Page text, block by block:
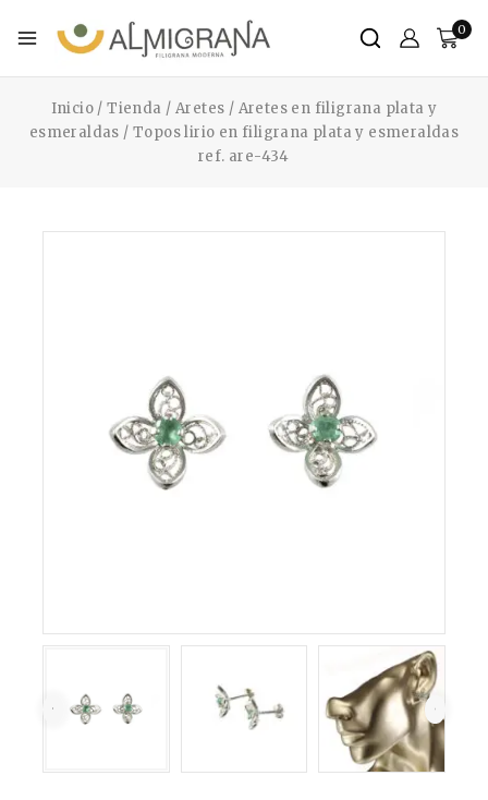
0
Inicio / Tienda / Aretes / Aretes en filigrana plata y
esmeraldas / Topos lirio en filigrana plata y esmeraldas
ref. are-434